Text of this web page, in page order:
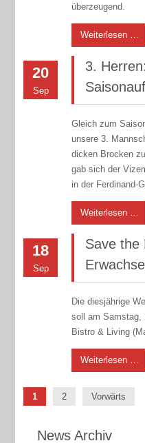
überzeugend.
Weiterlesen …
20
Sep
3.
Gleich zum
unsere 3.
dicken Brocken
gab sich der
in der Ferdinand-
Weiterlesen …
18
Sep
Save the
Die diesjährige
soll am Samstag,
Bistro & Living
Weiterlesen …
1 2 Vorwärts
News Archiv